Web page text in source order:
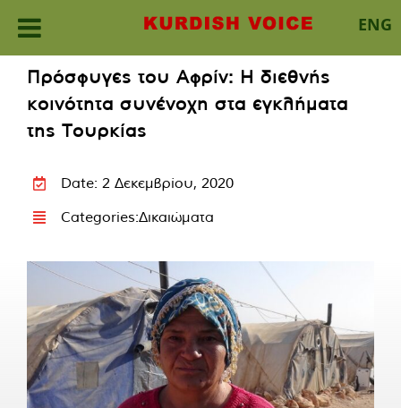
ENG
content
Πρόσφυγες του Αφρίν: Η διεθνής
κοινότητα συνένοχη στα εγκλήματα
της Τουρκίας
Date: 2 Δεκεμβρίου, 2020
Categories:Δικαιώματα